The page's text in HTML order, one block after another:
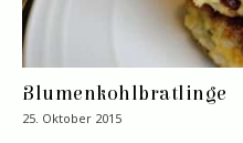
Blumenkohlbratlinge
25. Oktober 2015